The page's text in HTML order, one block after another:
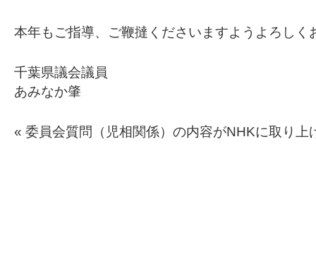
本年もご指導、ご鞭撻くださいますようよろしく
千葉県議会議員
あみなか肇
« 委員会質問（児相関係）の内容がNHKに取り上